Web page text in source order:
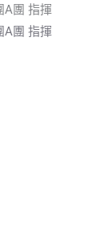
A團 指揮
A團 指揮